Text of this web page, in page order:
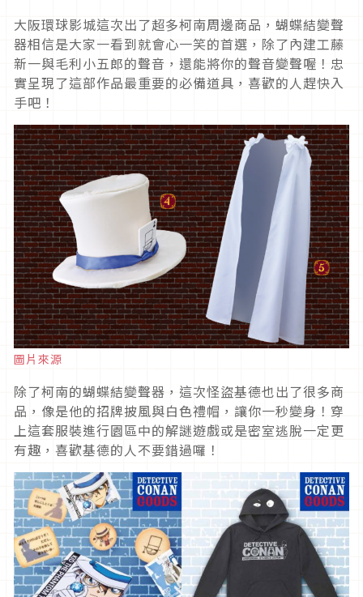
大阪環球影城這次出了超多柯南周邊商品，蝴蝶結變聲
器相信是大家一看到就會心一笑的首選，除了內建工藤
新一與毛利小五郎的聲音，還能將你的聲音變聲喔！忠
實呈現了這部作品最重要的必備道具，喜歡的人趕快入
手吧！
圖片來源
除了柯南的蝴蝶結變聲器，這次怪盜基德也出了很多商
品，像是他的招牌披風與白色禮帽，讓你一秒變身！穿
上這套服裝進行園區中的解謎遊戲或是密室逃脫一定更
有趣，喜歡基德的人不要錯過囉！